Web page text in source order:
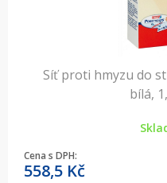
Síť proti hmyzu do
bílá,
Cena s DPH:
558,5 Kč